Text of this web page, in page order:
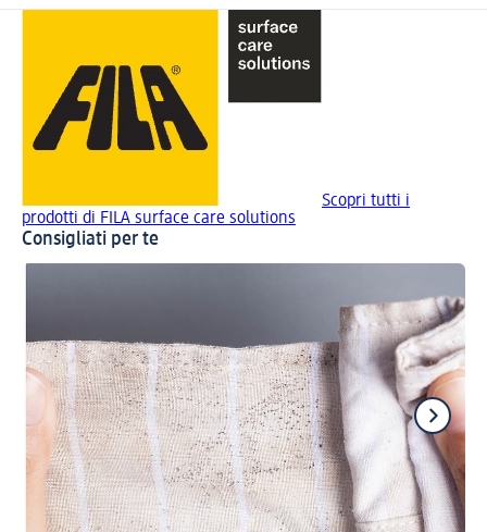
Scopri tutti i
prodotti di FILA surface care solutions
Consigliati per te